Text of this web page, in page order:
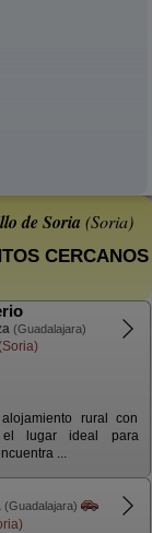
de Soria (Soria)
CERCANOS
(Guadalajara)
rural con
el lugar ideal para
...
(Guadalajara)